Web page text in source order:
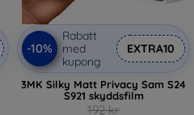
-10%
Rabatt
med
kupong
EXTRA10
3MK Silky Matt Privacy Sam S24
S921 skyddsfilm
192 kr